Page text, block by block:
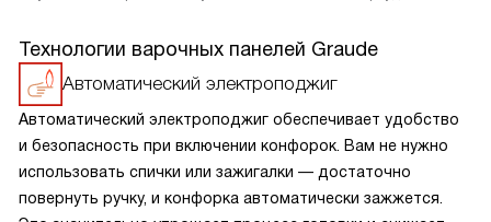
Технологии варочных панелей Graude
Автоматический электроподжиг
Автоматический электроподжиг обеспечивает удобство
и безопасность при включении конфорок. Вам не нужно
использовать спички или зажигалки — достаточно
повернуть ручку, и конфорка автоматически зажжется.